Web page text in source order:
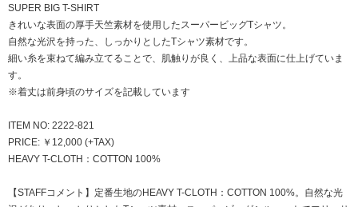
SUPER BIG T-SHIRT
きれいな表面の厚手天竺素材を使用したスーパービッグTシャツ。
自然な光沢を持った、しっかりとしたTシャツ素材です。
細い糸を束ねて編み立てることで、肌触りが良く、上品な表面に仕上げていま
す。
※着丈は前身頃のサイズを記載しています
ITEM NO: 2222-821
PRICE: ￥12,000 (+TAX)
HEAVY T-CLOTH：COTTON 100%
【STAFFコメント】定番生地のHEAVY T-CLOTH：COTTON 100%。自然な光